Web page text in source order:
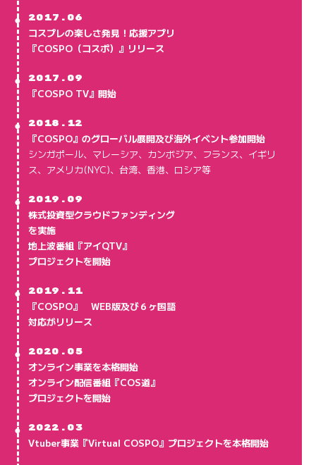
● 2017.06
コスプレの楽しさ発見！応援アプリ
『COSPO（コスポ）』リリース
2017.09
『COSPO TV』開始
●
● 2018.12
『COSPO』のグローバル展開及び海外イベント参加開始
シンガポール、マレーシア、カンボジア、フランス、イギリ
ス、アメリカ(NYC)、台湾、香港、ロシア等
2019.09
株式投資型クラウドファンディング
を実施
地上波番組『アイQTV』
プロジェクトを開始
●
● 2019.11
『COSPO』 WEB版及び６ヶ国語
対応がリリース
2020.05
オンライン事業を本格開始
オンライン配信番組『COS道』
プロジェクトを開始
●
● 2022.03
Vtuber事業『Virtual COSPO』プロジェクトを本格開始